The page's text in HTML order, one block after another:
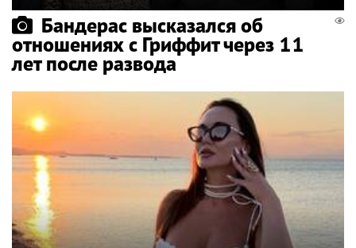
Бандерас высказался об
отношениях с Гриффит через 11
лет после развода